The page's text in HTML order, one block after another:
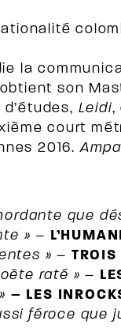
la
obtient son
Leidi,
court
2016.
que
» –
» – TROIS
raté » –
– LES
féroce que